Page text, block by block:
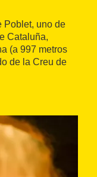
Poblet, uno de
Cataluña,
(a 997 metros
de la Creu de